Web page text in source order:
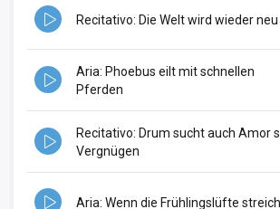
Recitativo: Die Welt wird wieder neu
Aria: Phoebus eilt mit schnellen
Pferden
Recitativo: Drum sucht auch Amor
Vergnügen
Aria: Wenn die Frühlingslüfte